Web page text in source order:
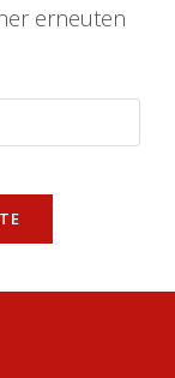
erneuten